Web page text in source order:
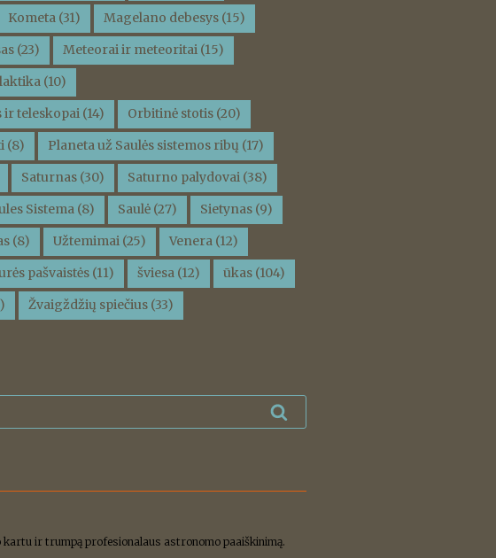
Kometa(31) Magelano debesys(15)
(23) Meteorai ir meteoritai(15)
(10)
ir teleskopai(14) Orbitinė stotis(20)
(8) Planeta už Saulės sistemos ribų (17)
Saturnas(30) Saturno palydovai(38)
Sistema(8) Saulė(27) Sietynas(9)
(8) Užtemimai(25) Venera(12)
pašvaistės(11) šviesa(12) ūkas(104)
Žvaigždžių spiečius(33)
kartu ir trumpą profesionalaus astronomo paaiškinimą.